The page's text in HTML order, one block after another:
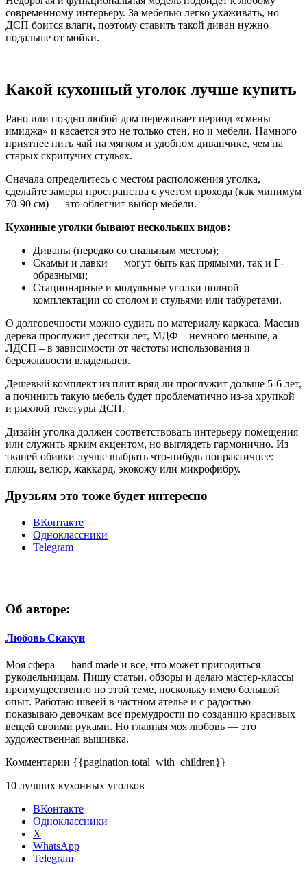
современному интерьеру. За мебелью легко ухаживать, но
ДСП боится влаги, поэтому ставить такой диван нужно
подальше от мойки.
Какой кухонный уголок лучше купить
Рано или поздно любой дом переживает период «смены
имиджа» и касается это не только стен, но и мебели. Намного
приятнее пить чай на мягком и удобном диванчике, чем на
старых скрипучих стульях.
Сначала определитесь с местом расположения уголка,
сделайте замеры пространства с учетом прохода (как минимум
70-90 см) — это облегчит выбор мебели.
Кухонные уголки бывают нескольких видов:
Диваны (нередко со спальным местом);
Скамьи и лавки — могут быть как прямыми, так и Г-
образными;
Стационарные и модульные уголки полной
комплектации со столом и стульями или табуретами.
О долговечности можно судить по материалу каркаса. Массив
дерева прослужит десятки лет, МДФ – немного меньше, а
ЛДСП – в зависимости от частоты использования и
бережливости владельцев.
Дешевый комплект из плит вряд ли прослужит дольше 5-6 лет,
а починить такую мебель будет проблематично из-за хрупкой
и рыхлой текстуры ДСП.
Дизайн уголка должен соответствовать интерьеру помещения
или служить ярким акцентом, но выглядеть гармонично. Из
тканей обивки лучше выбрать что-нибудь попрактичнее:
плюш, велюр, жаккард, экокожу или микрофибру.
Друзьям это тоже будет интересно
ВКонтакте
Одноклассники
Telegram
Об авторе:
Любовь Скакун
Моя сфера — hand made и все, что может пригодиться
рукодельницам. Пишу статьи, обзоры и делаю мастер-классы
преимущественно по этой теме, поскольку имею большой
опыт. Работаю швеей в частном ателье и с радостью
показываю девочкам все премудрости по созданию красивых
вещей своими руками. Но главная моя любовь — это
художественная вышивка.
Комментарии {{pagination.total_with_children}}
10 лучших кухонных уголков
ВКонтакте
Одноклассники
X
WhatsApp
Telegram